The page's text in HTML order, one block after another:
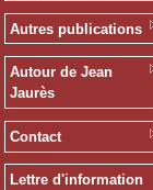
Autres publications
Autour de Jean
Jaurès
Contact
Lettre d'information